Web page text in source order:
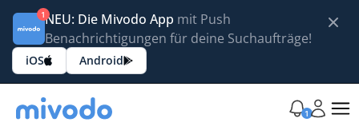
1NEU: Die Mivodo App mit Push
Benachrichtigungen für deine Suchaufträge!
iOS Android
1